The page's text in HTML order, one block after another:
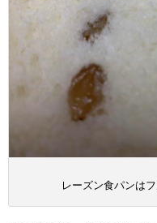
レーズン食パンは